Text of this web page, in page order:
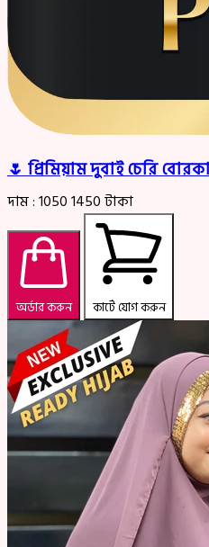
🌷 প্রিমিয়াম দুবাই চেরি
দাম :10501450টাকা
অর্ডার করুন কার্টে যোগ করুন